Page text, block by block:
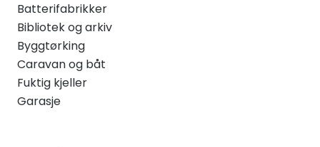
Batterifabrikker
Bibliotek og arkiv
Byggtørking
Caravan og båt
Fuktig kjeller
Garasje